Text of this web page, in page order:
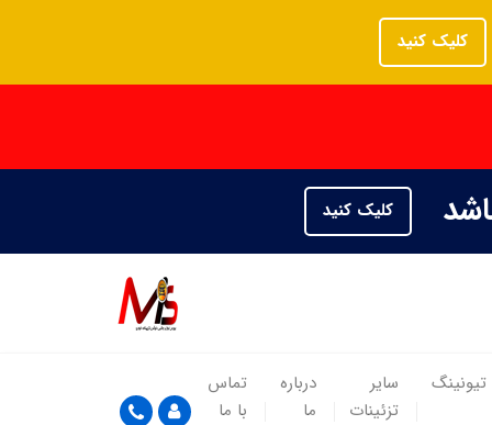
کلیک کنید
کلیک کنید
تیونینگ
سایر
تزئینات
درباره
ما
تماس
با ما